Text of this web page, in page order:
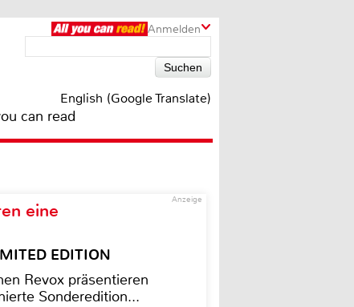
Anmelden
English (Google Translate)
can read
Anzeige
eine
EDITION
Revox präsentieren
Sonderedition...